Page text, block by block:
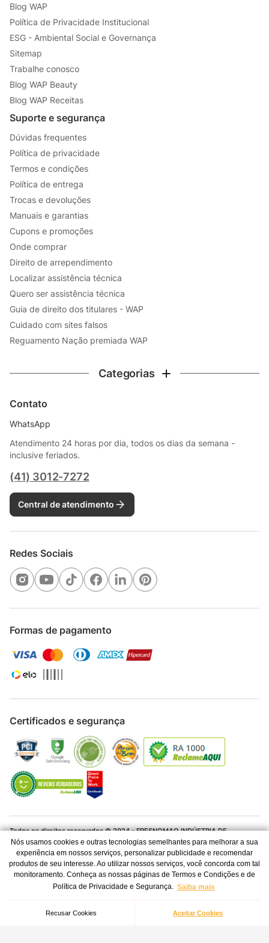
Nós usamos cookies e outras tecnologias semelhantes para melhorar a sua
experiência em nossos serviços, personalizar publicidade e recomendar
produtos de seu interesse. Ao utilizar nossos serviços, você concorda com tal
monitoramento. Conheça as nossas páginas de Termos e Condições e de
Política de Privacidade e Segurança. Saiba mais
Recusar Cookies Aceitar Cookies
WL 4200 ULTRA
à vista no pix com
de desconto
Blog WAP
Política de Privacidade Institucional
ESG - Ambiental Social e Governança
Sitemap
Trabalhe conosco
Blog WAP Beauty
Blog WAP Receitas
Suporte e segurança
Dúvidas frequentes
Política de privacidade
Termos e condições
Política de entrega
Trocas e devoluções
Manuais e garantias
Cupons e promoções
Onde comprar
Direito de arrependimento
Localizar assistência técnica
Quero ser assistência técnica
Guia de direito dos titulares - WAP
Cuidado com sites falsos
Reguamento Nação premiada WAP
Categorias
Contato
WhatsApp
Atendimento 24 horas por dia, todos os dias da semana -
inclusive feriados.
(41) 3012-7272
Central de atendimento
Redes Sociais
Formas de pagamento
Certificados e segurança
Todos os direitos reservados © 2024 - FRESNOMAQ INDÚSTRIA DE
MÁQUINAS S.A. - CNPJ 06.337.280/0001-04
Os preços e condições de pagamento são válidos para o dia de hoje e
exclusivas via Internet. Ofertas válidas até o término de nossos estoques
para a Internet. Vendas sujeitas à análise, confirmação de dados e
estoque. As imagens são ilustrativas e informações sobre os produtos são